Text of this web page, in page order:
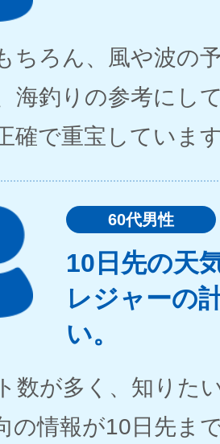
ちろん、風や波の
海釣りの参考にし
確で重宝していま
60代男性
10日先の天
レジャーの
い。
数が多く、知りた
の情報が10日先ま